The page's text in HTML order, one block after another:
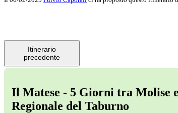
Itinerario
precedente
Il Matese - 5 Giorni tra Molise
Regionale del Taburno